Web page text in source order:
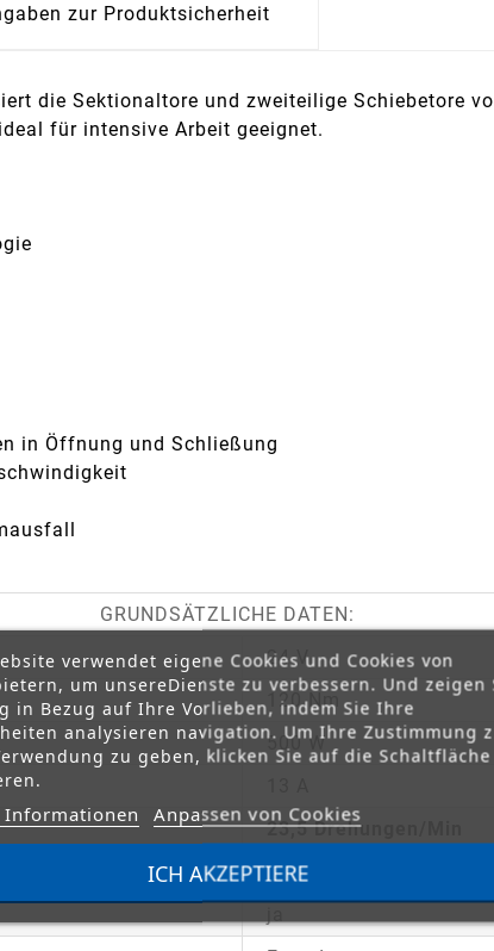
zur Produktsicherheit
die Sektionaltore und zweiteilige Schiebetore
für intensive Arbeit geeignet.
in Öffnung und Schließung
GRUNDSÄTZLICHE DATEN:
24 V
120 Nm
500 W
23,5 Drehungen/Min
50 %
verwendet eigene Cookies und Cookies von
um unsereDienste zu verbessern. Und zeigen
in Bezug auf Ihre Vorlieben, indem Sie Ihre
analysieren navigation. Um Ihre Zustimmung
zu geben, klicken Sie auf die Schaltfläche
Informationen Anpassen von Cookies
ICH AKZEPTIERE